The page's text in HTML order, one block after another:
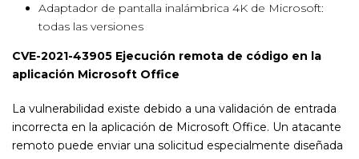
Adaptador de pantalla inalámbrica 4K de Microsoft:
todas las versiones
CVE-2021-43905 Ejecución remota de código en la
aplicación Microsoft Office
La vulnerabilidad existe debido a una validación de entrada
incorrecta en la aplicación de Microsoft Office. Un atacante
remoto puede enviar una solicitud especialmente diseñada